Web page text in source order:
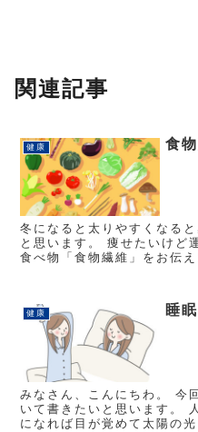
関連記事
健康 食
冬になると太りやすくなる
と思います。 痩せたいけど運動が苦手な方に、痩せやすい
食べ物「食物繊維」をお伝えします。 豆類
健康 睡
みなさん、こんにちわ。 今回は「睡眠と生活リズム」につ
いて書きたいと思います。 人体は精密にできています。 朝
になれば目が覚めて太陽の